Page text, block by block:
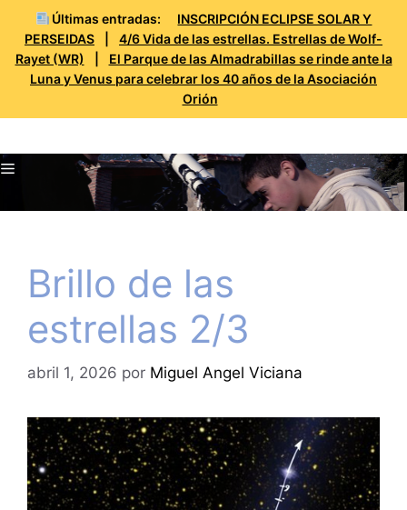
Últimas entradas:
INSCRIPCIÓN ECLIPSE SOLAR Y
PERSEIDAS
4/6 Vida de las estrellas. Estrellas de Wolf-
Rayet (WR)
El Parque de las Almadrabillas se rinde ante la
Luna y Venus para celebrar los 40 años de la Asociación
Orión
al
contenido
Menú
Brillo de las
estrellas 2/3
abril 1, 2026 por Miguel Angel Viciana